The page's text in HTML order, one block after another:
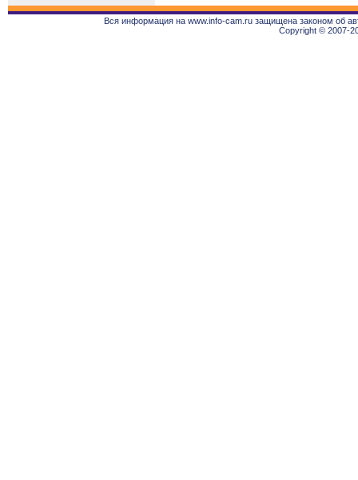
Вся информация на www.info-cam.ru защищена законом об
Copyright © 2007-